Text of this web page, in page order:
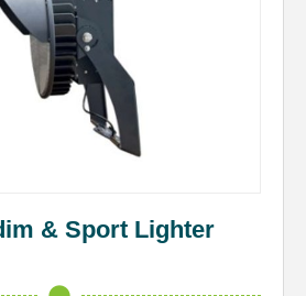
& Sport Lighter